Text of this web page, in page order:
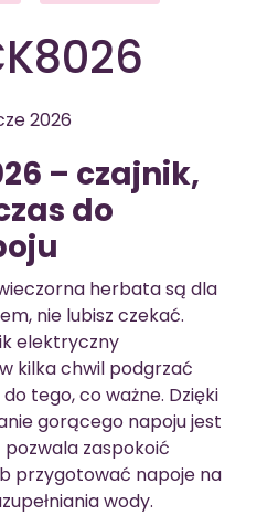
2026
– czajnik,
do
herbata są dla
nie lubisz czekać.
elektryczny
kilka chwil podgrzać
tego, co ważne. Dzięki
gorącego napoju jest
pozwala zaspokoić
przygotować napoje na
wody.